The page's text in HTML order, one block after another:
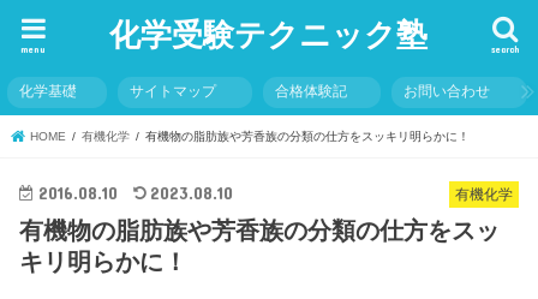
化学受験テクニック塾 search
menu
化学基礎 サイトマップ 合格体験記 お問い合わせ
HOME 有機化学 有機物の脂肪族や芳香族の分類の仕方をスッキリ明らかに！
有機化学
2016.08.10 2023.08.10
有機物の脂肪族や芳香族の分類の仕方をスッ
キリ明らかに！